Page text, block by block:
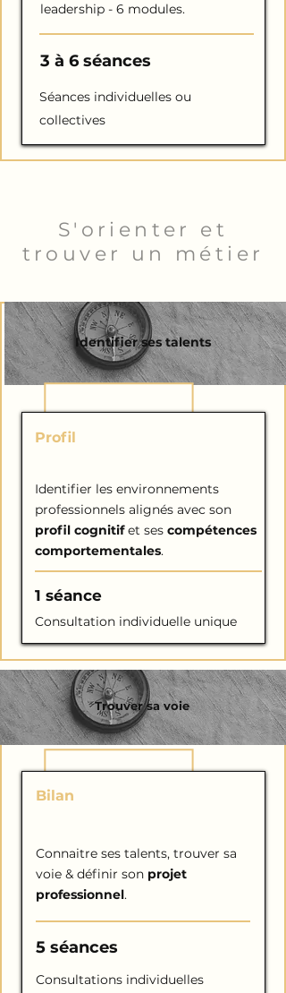
leadership - 6 modules.
3 à 6 séances
Séances individuelles ou
collectives
S'orienter et
trouver un métier
Identifier ses talents
Profil
Identifier les environnements
professionnels alignés avec son
profil cognitifet ses compétences
comportementales.
1 séance
Consultation individuelle unique
Trouver sa voie
Bilan
Connaitre ses talents, trouver sa
voie & définir son projet
professionnel.
5 séances
Consultations individuelles